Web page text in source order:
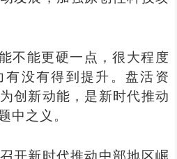
不能更硬一点，很大程度
没有得到提升。盘活资
创新动能，是新时代推动
中之义。